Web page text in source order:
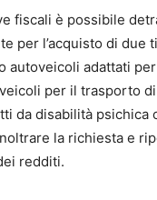
fiscali è possibile
per l’acquisto di due
autoveicoli adattati
per il trasporto
da disabilità psichica
la richiesta e
redditi.